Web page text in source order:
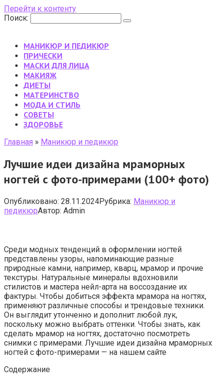
Перейти к контенту
Поиск:
МАНИКЮР И ПЕДИКЮР
ПРИЧЕСКИ
МАСКИ ДЛЯ ЛИЦА
МАКИЯЖ
ДИЕТЫ
МАТЕРИНСТВО
МОДА И СТИЛЬ
CОВЕТЫ
ЗДОРОВЬЕ
Главная » Маникюр и педикюр
Лучшие идеи дизайна мраморных
ногтей с фото-примерами (100+ фото)
Опубликовано: 28.11.2024Рубрика: Маникюр и
педикюрАвтор: Admin
Среди модных тенденций в оформлении ногтей
представлены узоры, напоминающие разные
природные камни, например, кварц, мрамор и прочие
текстуры. Натуральные минералы вдохновили
стилистов и мастера нейл-арта на воссоздание их
фактуры. Чтобы добиться эффекта мрамора на ногтях,
применяют различные способы и трендовые техники.
Он выглядит утонченно и дополнит любой лук,
поскольку можно выбрать оттенки. Чтобы знать, как
сделать мрамор на ногтях, достаточно посмотреть
снимки с примерами. Лучшие идеи дизайна мраморных
ногтей с фото-примерами — на нашем сайте
Содержание